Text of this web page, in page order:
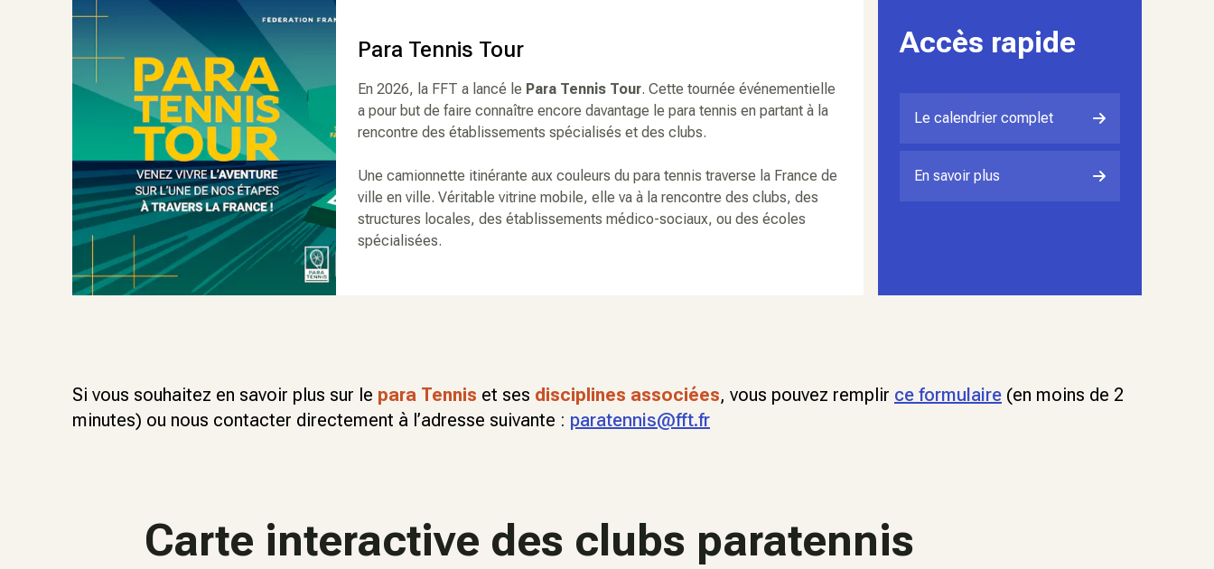
Para Tennis Tour
En 2026, la FFT a lancé le Para Tennis Tour. Cette tournée événementielle
a pour but de faire connaître encore davantage le para tennis en partant à la
rencontre des établissements spécialisés et des clubs.
Une camionnette itinérante aux couleurs du para tennis traverse la France de
ville en ville. Véritable vitrine mobile, elle va à la rencontre des clubs, des
structures locales, des établissements médico-sociaux, ou des écoles
spécialisées.
Accès rapide
Le calendrier complet
En savoir plus
Si vous souhaitez en savoir plus sur le para Tennis et ses disciplines associées, vous pouvez remplir ce formulaire (en moins de 2
minutes) ou nous contacter directement à l’adresse suivante : paratennis@fft.fr
Carte interactive des clubs paratennis